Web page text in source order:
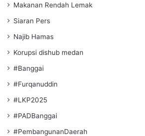
Makanan Rendah Lemak
Siaran Pers
Najib Hamas
Korupsi dishub medan
#Banggai
#Furqanuddin
#LKP2025
#PADBanggai
#PembangunanDaerah